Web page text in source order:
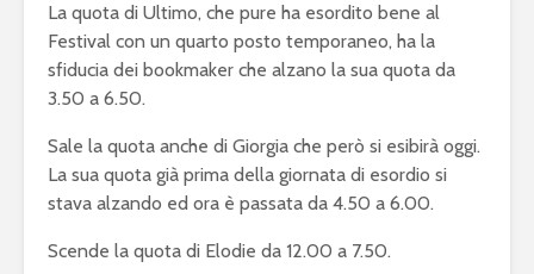
La quota di Ultimo, che pure ha esordito bene al
Festival con un quarto posto temporaneo, ha la
sfiducia dei bookmaker che alzano la sua quota da
3.50 a 6.50.
Sale la quota anche di Giorgia che però si esibirà oggi.
La sua quota già prima della giornata di esordio si
stava alzando ed ora è passata da 4.50 a 6.00.
Scende la quota di Elodie da 12.00 a 7.50.